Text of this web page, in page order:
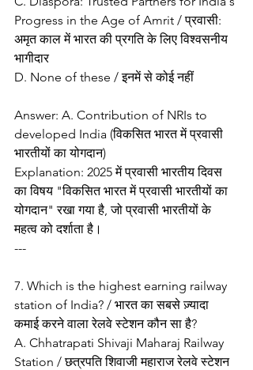
Progress in the Age of Amrit / प्रवासी:
अमृत काल में भारत की प्रगति के लिए विश्वसनीय
भागीदार
D. None of these / इनमें से कोई नहीं
Answer: A. Contribution of NRIs to
developed India (विकसित भारत में प्रवासी
भारतीयों का योगदान)
Explanation: 2025 में प्रवासी भारतीय दिवस
का विषय "विकसित भारत में प्रवासी भारतीयों का
योगदान" रखा गया है, जो प्रवासी भारतीयों के
महत्व को दर्शाता है।
---
7. Which is the highest earning railway
station of India? / भारत का सबसे ज़्यादा
कमाई करने वाला रेलवे स्टेशन कौन सा है?
A. Chhatrapati Shivaji Maharaj Railway
Station / छत्रपति शिवाजी महाराज रेलवे स्टेशन